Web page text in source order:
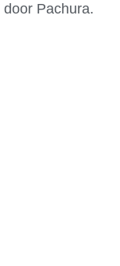
Pachura.